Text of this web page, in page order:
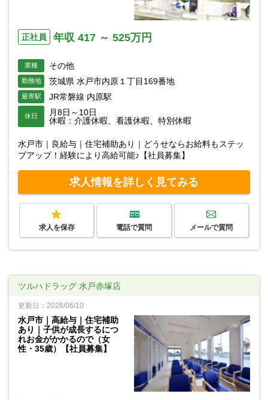
正社員 年収 417 ～ 525万円
業種 その他
勤務地 茨城県 水戸市内原１丁目169番地
最寄駅 JR常磐線 内原駅
休日
月8日～10日
休暇：介護休暇、看護休暇、特別休暇
水戸市｜良給与｜住宅補助あり｜どうせならお給料もステッ
プアップ！経験により高給可能♪【社員募集】
求人情報を詳しく見てみる
求人を保存 電話で質問 メールで質問
ツルハドラッグ 水戸赤塚店
更新日：2026/06/10
水戸市｜高給与｜住宅補助
あり｜子供が成長するにつ
れお金がかかるので（女
性・35歳）【社員募集】